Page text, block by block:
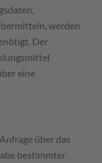
werden
Der
eine
über das
bestimmter